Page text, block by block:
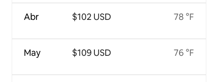
Abr
May
$102 USD
$109 USD
78 °F
76 °F